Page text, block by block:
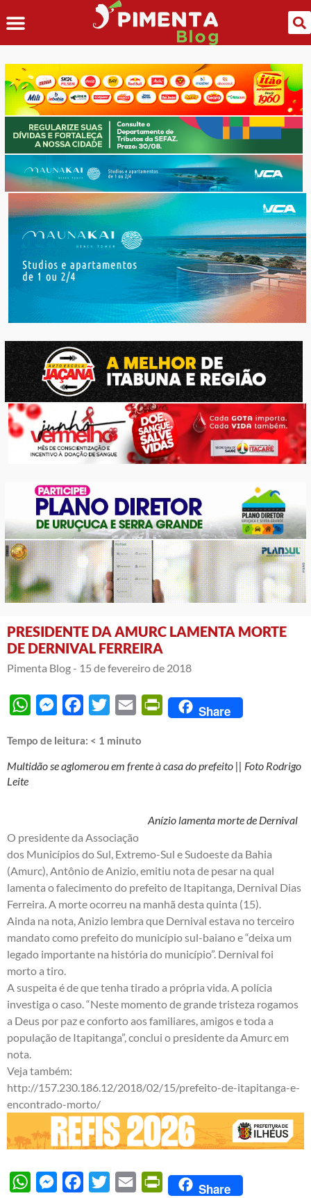
PRESIDENTE DA AMURC LAMENTA MORTE
DE DERNIVAL FERREIRA
Pimenta Blog - 15 de fevereiro de 2018
WhatsAppMessengerFacebook
Twitter Email PrintFriendly
Share
Tempo de leitura: < 1 minuto
Multidão se aglomerou em frente à casa do prefeito || Foto Rodrigo
Leite
Anízio lamenta morte de Dernival
O presidente da Associação
dos Municípios do Sul, Extremo-Sul e Sudoeste da Bahia
(Amurc), Antônio de Anizio, emitiu nota de pesar na qual
lamenta o falecimento do prefeito de Itapitanga, Dernival Dias
Ferreira. A morte ocorreu na manhã desta quinta (15).
Ainda na nota, Anizio lembra que Dernival estava no terceiro
mandato como prefeito do município sul-baiano e “deixa um
legado importante na história do município”. Dernival foi
morto a tiro.
A suspeita é de que tenha tirado a própria vida. A polícia
investiga o caso. “Neste momento de grande tristeza rogamos
a Deus por paz e conforto aos familiares, amigos e toda a
população de Itapitanga”, conclui o presidente da Amurc em
nota.
Veja também:
http://157.230.186.12/2018/02/15/prefeito-de-itapitanga-e-
encontrado-morto/
WhatsAppMessengerFacebook
Twitter Email PrintFriendly
Share